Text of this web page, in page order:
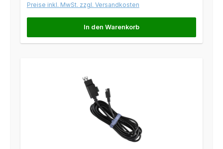
Preise inkl. MwSt. zzgl. Versandkosten
In den Warenkorb